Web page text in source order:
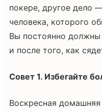
покере, другое дело
человека, которого
Вы постоянно
и после того, как
Совет 1. Избегайте
Воскресная